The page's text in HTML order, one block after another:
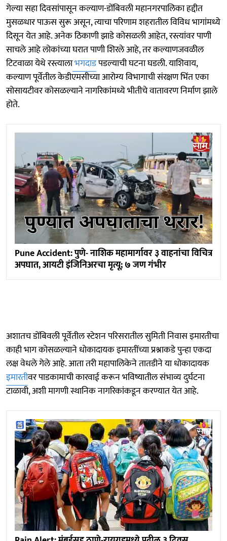
गेल्या सहा दिवसांपासून कल्याण-डोंबिवली महानगरपालिका हद्दीत
मुसळधार पाऊस सुरू असून, त्याचा परिणाम शहरातील विविध भागांमध्ये
दिसून येत आहे. अनेक ठिकाणी झाडे कोसळली आहेत, रस्त्यांवर पाणी
साचले आहे लोकांच्या घरात पाणी शिरले आहे, तर कल्याणजवळील
टिटवाळा येथे रस्त्यालाभगदाडपडल्याची घटना घडली. याशिवाय,
कल्याण पूर्वेतील केडीएमसीच्या आरोग्य विभागाची संरक्षण भिंत एका
सोसायटीवर कोसळल्याने नागरिकांमध्ये भीतीचे वातावरण निर्माण झाले
होते.
Pune Accident: पुणे- नाशिक महामार्गावर ३ वाहनांचा विचित्र
अपघात, आयटी इंजिनिअरचा मृत्यू; ७ जण गंभीर
अशातच डोंबिवली पूर्वेतील स्टेशन परिसरातील सुमिती निवास इमारतीचा
काही भाग कोसळल्याने धोकादायक इमारतींच्या प्रश्नाकडे पुन्हा एकदा
लक्ष वेधले गेले आहे. आता तरी महापालिकेने तातडीने या धोकादायक
इमारतीवर पाडकामाची कारवाई करून भविष्यातील संभाव्य दुर्घटना
टाळावी, अशी मागणी स्थानिक नागरिकांकडून करण्यात येत आहे.